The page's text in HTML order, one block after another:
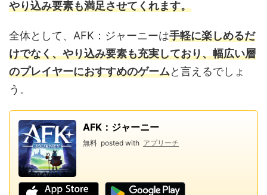
やり込み要素も満足させてくれます。
全体として、AFK：ジャーニーは手軽に楽しめるだ
けでなく、やり込み要素も充実しており、幅広い層
のプレイヤーにおすすめのゲームと言えるでしょ
う。
AFK：ジャーニー
無料 posted with アプリーチ